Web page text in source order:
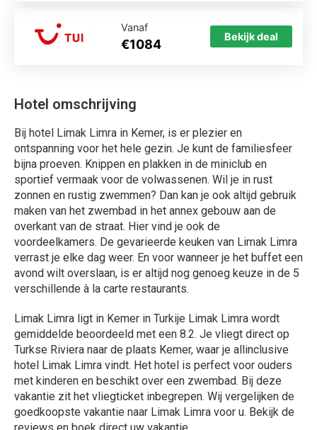
Hotel omschrijving
Bij hotel Limak Limra in Kemer, is er plezier en
ontspanning voor het hele gezin. Je kunt de familiesfeer
bijna proeven. Knippen en plakken in de miniclub en
sportief vermaak voor de volwassenen. Wil je in rust
zonnen en rustig zwemmen? Dan kan je ook altijd gebruik
maken van het zwembad in het annex gebouw aan de
overkant van de straat. Hier vind je ook de
voordeelkamers. De gevarieerde keuken van Limak Limra
verrast je elke dag weer. En voor wanneer je het buffet een
avond wilt overslaan, is er altijd nog genoeg keuze in de 5
verschillende à la carte restaurants.
Limak Limra ligt in Kemer in Turkije Limak Limra wordt
gemiddelde beoordeeld met een 8.2. Je vliegt direct op
Turkse Riviera naar de plaats Kemer, waar je allinclusive
hotel Limak Limra vindt. Het hotel is perfect voor ouders
met kinderen en beschikt over een zwembad. Bij deze
vakantie zit het vliegticket inbegrepen. Wij vergelijken de
goedkoopste vakantie naar Limak Limra voor u. Bekijk de
reviews en boek direct uw vakantie.
Vanaf
€1084 Bekijk deal